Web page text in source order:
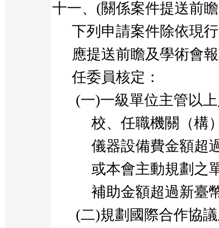
十一、 (關係案件提送前
下列申請案件除依現
應提送前瞻及學術會
任委員核定：
(一)一級單位主管以
校、任職機關（構
儀器設備費金額超
或本會主動規劃之
補助金額超過新臺
(二)規劃國際合作協